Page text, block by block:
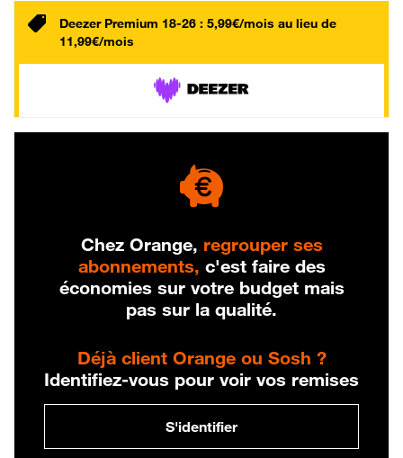
Deezer Premium 18-26 : 5,99€/mois au lieu de
11,99€/mois
Chez Orange, regrouper ses
abonnements, c'est faire des
économies sur votre budget mais
pas sur la qualité.
Déjà client Orange ou Sosh ?
Identifiez-vous pour voir vos remises
S'identifier